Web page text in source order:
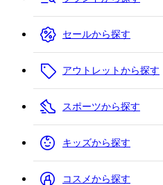
セールから探す
アウトレットから探す
スポーツから探す
キッズから探す
コスメから探す